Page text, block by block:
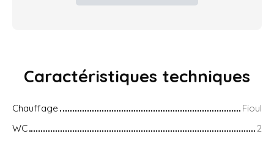
Caractéristiques techniques
Chauffage
Fioul
WC
2